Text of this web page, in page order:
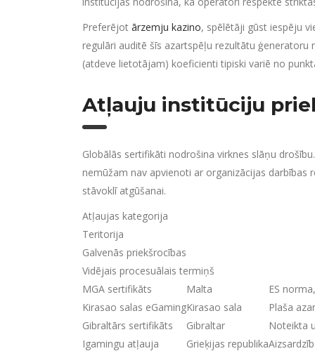
Preferējot ārzemju kazino, spēlētāji gūst iespēju
regulāri auditē šīs azartspēļu rezultātu
(atdeve lietotājam) koeficienti tipiski variē no
Atļauju institūciju
Globālās sertifikāti nodrošina virknes slāņu
nemūžam nav apvienoti ar organizācijas
stāvoklī atgūšanai.
Atļaujas kategorija
Teritorija
Galvenās priekšrocības
Vidējais procesuālais termiņš
MGA sertifikāts
Malta
ES
Kirasao salas eGamingKirasao sala
Plaša
Gibraltārs sertifikāts
Gibraltar
Noteikta
Igamingu atļauja
Grieķijas republika